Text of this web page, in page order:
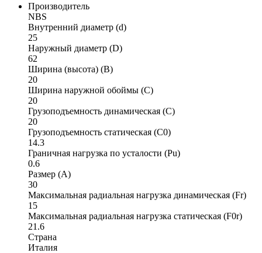
Производитель
NBS
Внутренний диаметр (d)
25
Наружный диаметр (D)
62
Ширина (высота) (B)
20
Ширина наружной обоймы (C)
20
Грузоподъемность динамическая (C)
20
Грузоподъемность статическая (C0)
14.3
Граничная нагрузка по усталости (Pu)
0.6
Размер (A)
30
Максимальная радиальная нагрузка динамическая (Fr)
15
Максимальная радиальная нагрузка статическая (F0r)
21.6
Страна
Италия